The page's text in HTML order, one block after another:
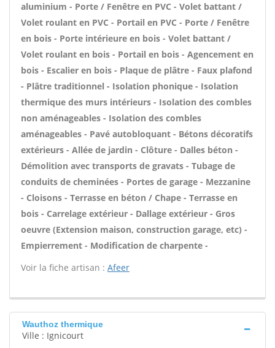
aluminium - Porte / Fenêtre en PVC - Volet battant /
Volet roulant en PVC - Portail en PVC - Porte / Fenêtre
en bois - Porte intérieure en bois - Volet battant /
Volet roulant en bois - Portail en bois - Agencement en
bois - Escalier en bois - Plaque de plâtre - Faux plafond
- Plâtre traditionnel - Isolation phonique - Isolation
thermique des murs intérieurs - Isolation des combles
non aménageables - Isolation des combles
aménageables - Pavé autobloquant - Bétons décoratifs
extérieurs - Allée de jardin - Clôture - Dalles béton -
Démolition avec transports de gravats - Tubage de
conduits de cheminées - Portes de garage - Mezzanine
- Cloisons - Terrasse en béton / Chape - Terrasse en
bois - Carrelage extérieur - Dallage extérieur - Gros
oeuvre (Extension maison, construction garage, etc) -
Empierrement - Modification de charpente -
Voir la fiche artisan : Afeer
Wauthoz thermique
Ville : Ignicourt